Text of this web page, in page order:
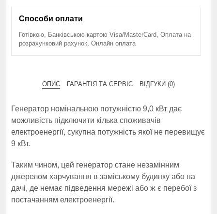
Способи оплати
Готівкою, Банківською картою Visa/MasterCard, Оплата на
розрахунковий рахунок, Онлайн оплата
ОПИС ГАРАНТІЯ ТА СЕРВІС ВІДГУКИ (0)
Генератор номінальною потужністю 9,0 кВт дає
можливість підключити кілька споживачів
електроенергії, сукупна потужність якої не перевищує
9 кВт.
Таким чином, цей генератор стане незамінним
джерелом харчування в заміському будинку або на
дачі, де немає підведення мережі або ж є перебої з
постачанням електроенергії.